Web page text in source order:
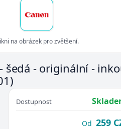
na obrázek pro zvětšení.
šedá - originální -
Dostupnost
Od 259